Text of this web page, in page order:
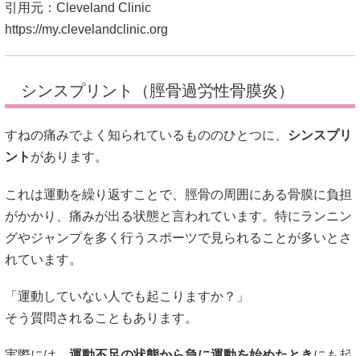
引用元：Cleveland Clinic
https://my.clevelandclinic.org
シンスプリント（脛骨過労性骨膜炎）
すねの痛みでよく知られているもののひとつに、 シンスプリ
ント があります。
これは運動を繰り返すことで、脛骨の周囲にある骨膜に負担
がかかり、痛みが出る状態と言われています。特にランニン
グやジャンプを多く行うスポーツで見られることが多いとさ
れています。
「運動していない人でも起こりますか？」
そう質問されることもあります。